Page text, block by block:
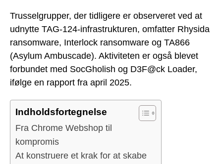
Trusselgrupper, der tidligere er observeret ved at
udnytte TAG-124-infrastrukturen, omfatter Rhysida
ransomware, Interlock ransomware og TA866
(Asylum Ambuscade). Aktiviteten er også blevet
forbundet med SocGholish og D3F@ck Loader,
ifølge en rapport fra april 2025.
Indholdsfortegnelse
Fra Chrome Webshop til
kompromis
At konstruere et krak for at skabe